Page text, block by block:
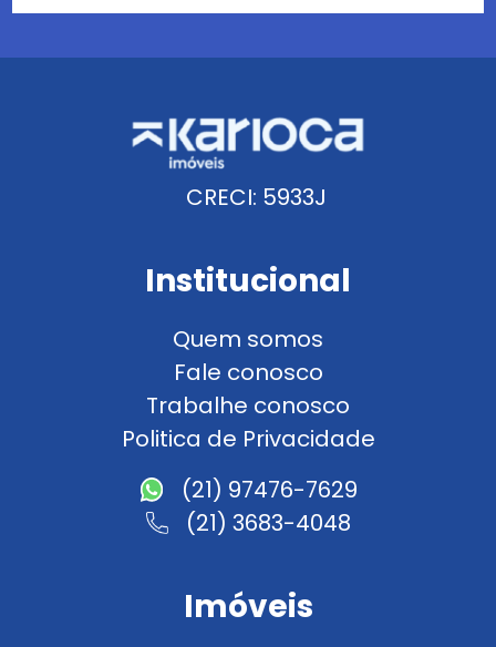
CRECI: 5933J
Institucional
Quem somos
Fale conosco
Trabalhe conosco
Politica de Privacidade
(21) 97476-7629
(21) 3683-4048
Imóveis